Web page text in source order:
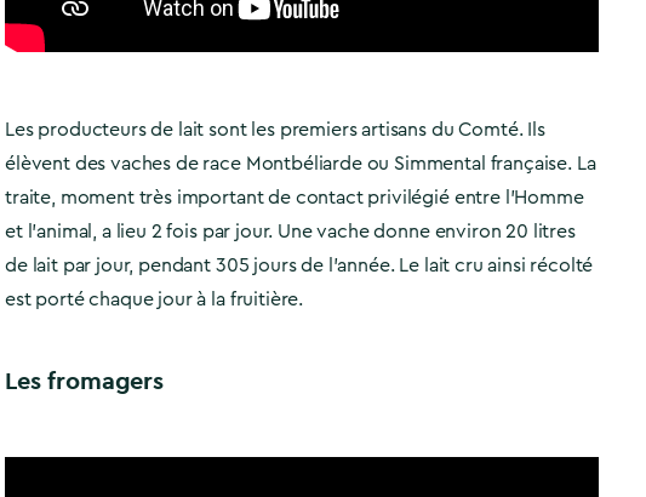
Les producteurs de lait sont les premiers artisans du Comté. Ils
élèvent des vaches de race Montbéliarde ou Simmental française. La
traite, moment très important de contact privilégié entre l’Homme
et l’animal, a lieu 2 fois par jour. Une vache donne environ 20 litres
de lait par jour, pendant 305 jours de l’année. Le lait cru ainsi récolté
est porté chaque jour à la fruitière.
Les fromagers